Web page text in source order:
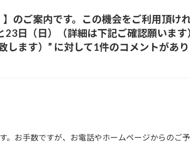
のご案内です。この機会をご利用頂け
日（日）（詳細は下記ご確認願います
します） ” に対して1件のコメントがあり
。お手数ですが、お電話やホームページからのご